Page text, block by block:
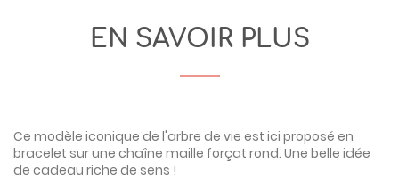
EN SAVOIR PLUS
Ce modèle iconique de l'arbre de vie est ici proposé en
bracelet sur une chaîne maille forçat rond. Une belle idée
de cadeau riche de sens !